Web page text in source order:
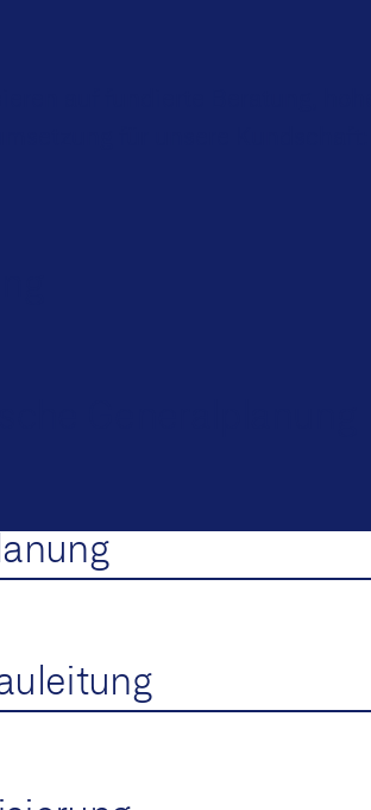
auf fundierte Beratung,